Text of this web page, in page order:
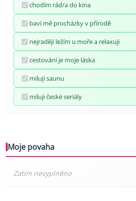
chodím rád/a do kina
baví mě procházky v přírodě
nejraději ležím u moře a relaxuji
cestování je moje láska
miluji saunu
miluji české seriály
Moje povaha